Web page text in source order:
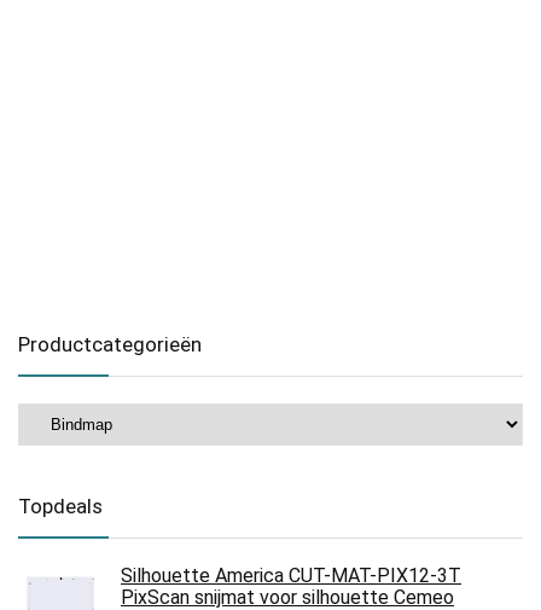
Productcategorieën
Topdeals
Silhouette America CUT-MAT-PIX12-3T
PixScan snijmat voor silhouette Cemeo